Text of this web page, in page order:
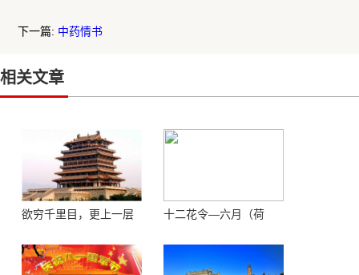
下一篇: 中药情书
相关文章
欲穷千里目，更上一层
十二花令—六月（荷